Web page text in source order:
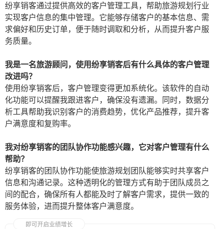
纷享销客通过提供高效的客户管理工具，帮助旅游规划行业
实现客户信息的集中管理。它能够存储客户的基本信息、需
求偏好和历史订单，便于随时调取和分析，从而提升客户服
务质量。
我是一名旅游顾问，使用纷享销客后有什么具体的客户管理
改进吗？
使用纷享销客后，客户管理变得更加系统化。该软件的自动
化功能可以提醒我跟进客户，确保没有遗漏。同时，数据分
析工具帮助我识别客户的消费趋势，优化产品推荐，提升客
户满意度和复购率。
我对纷享销客的团队协作功能感兴趣，它对客户管理有什么
帮助？
纷享销客的团队协作功能使旅游规划团队能够实时共享客户
信息和沟通记录。这种透明化的管理方式有助于团队成员之
间的配合，确保所有人都能及时了解客户需求，提供一致的
服务体验，进而提升整体客户满意度。
即可开启业绩增长